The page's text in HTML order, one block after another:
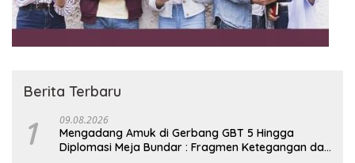
Berita Terbaru
1 09.08.2026
Mengadang Amuk di Gerbang GBT 5 Hingga
Diplomasi Meja Bundar : Fragmen Ketegangan dan